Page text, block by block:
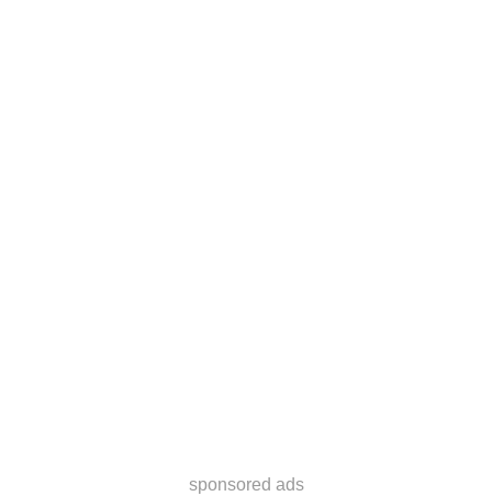
sponsored ads